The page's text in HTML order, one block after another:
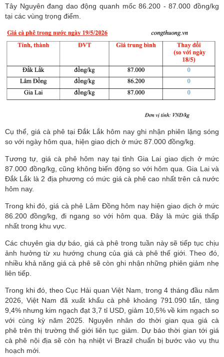
Tây Nguyên đang dao động quanh mốc 86.200 - 87.000 đồng/kg
tại các vùng trọng điểm.
Cụ thể, giá cà phê tại Đắk Lắk hôm nay ghi nhận phiên lặng sóng
so với ngày hôm qua, hiện giao dịch ở mức 87.000 đồng/kg.
Tương tự, giá cà phê hôm nay tại tỉnh Gia Lai giao dịch ở mức
87.000 đồng/kg, cũng không biến động so với hôm qua. Gia Lai và
Đắk Lắk là 2 địa phương có mức giá cà phê cao nhất trên cả nước
hôm nay.
Trong khi đó, giá cà phê Lâm Đồng hôm nay hiện giao dịch ở mức
86.200 đồng/kg, đi ngang so với hôm qua. Đây là mức giá thấp
nhất trong khu vực.
Các chuyên gia dự báo, giá cà phê trong tuần này sẽ tiếp tục chịu
ảnh hưởng từ xu hướng chung của giá cà phê thế giới. Theo đó,
nhiều khả năng giá cà phê sẽ còn ghi nhận những phiên giảm nhẹ
liên tiếp.
Trong khi đó, theo Cục Hải quan Việt Nam, trong 4 tháng đầu năm
2026, Việt Nam đã xuất khẩu cà phê khoảng 791.090 tấn, tăng
9,4% nhưng kim ngạch đạt 3,7 tỉ USD, giảm 10,5% về kim ngạch so
với cùng kỳ năm 2025. Nguyên nhân do thời gian qua giá cà
phê trên thị trường thế giới liên tục giảm. Dự báo thời gian tới giá
cà phê nội địa sẽ còn hạ nhiệt vì Brazil chuẩn bị bước vào vụ thu
hoạch mới.